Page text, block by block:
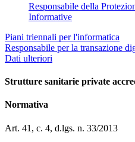
Responsabile della
Informative
Piani triennali per l'informatica
Responsabile per la transazione
Dati ulteriori
Strutture sanitarie private
Normativa
Art. 41, c. 4, d.lgs. n. 33/2013